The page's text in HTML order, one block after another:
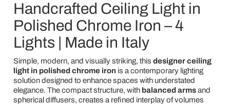
Handcrafted Ceiling Light in
Polished Chrome Iron – 4
Lights | Made in Italy
Simple, modern, and visually striking, this designer ceiling
light in polished chrome iron is a contemporary lighting
solution designed to enhance spaces with understated
elegance. The compact structure, with balanced armsand
spherical diffusers, creates a refined interplay of volumes